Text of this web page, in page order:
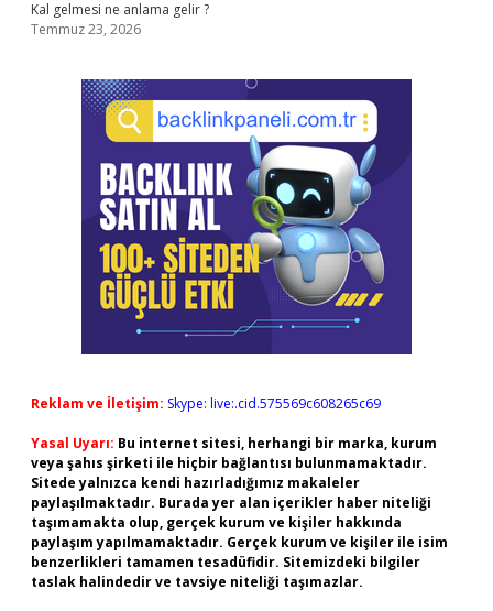
Kal gelmesi ne anlama gelir ?
Temmuz 23, 2026
Reklam ve İletişim: Skype: live:.cid.575569c608265c69
Yasal Uyarı: Bu internet sitesi, herhangi bir marka, kurum
veya şahıs şirketi ile hiçbir bağlantısı bulunmamaktadır.
Sitede yalnızca kendi hazırladığımız makaleler
paylaşılmaktadır. Burada yer alan içerikler haber niteliği
taşımamakta olup, gerçek kurum ve kişiler hakkında
paylaşım yapılmamaktadır. Gerçek kurum ve kişiler ile isim
benzerlikleri tamamen tesadüfidir. Sitemizdeki bilgiler
taslak halindedir ve tavsiye niteliği taşımazlar.